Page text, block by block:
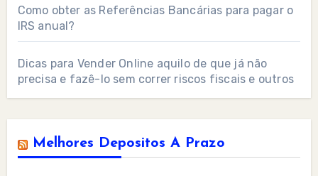
Como obter as Referências Bancárias para pagar o
IRS anual?
Dicas para Vender Online aquilo de que já não
precisa e fazê-lo sem correr riscos fiscais e outros
Melhores Depositos A Prazo